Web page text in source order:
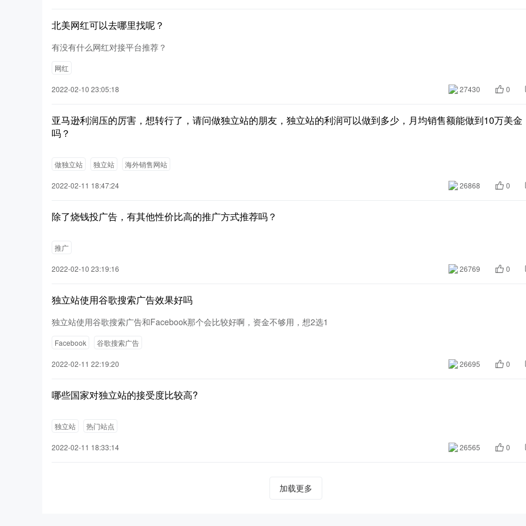
北美网红可以去哪里找呢？
有没有什么网红对接平台推荐？
网红
2022-02-10 23:05:18 27430 0
亚马逊利润压的厉害，想转行了，请问做独立站的朋友，独立站的利润可以做到多少，月均销售额能做到10万美金
吗？
做独立站 独立站 海外销售网站
2022-02-11 18:47:24 26868 0
除了烧钱投广告，有其他性价比高的推广方式推荐吗？
推广
2022-02-10 23:19:16 26769 0
独立站使用谷歌搜索广告效果好吗
独立站使用谷歌搜索广告和Facebook那个会比较好啊，资金不够用，想2选1
Facebook 谷歌搜索广告
2022-02-11 22:19:20 26695 0
哪些国家对独立站的接受度比较高?
独立站 热门站点
2022-02-11 18:33:14 26565 0
加载更多